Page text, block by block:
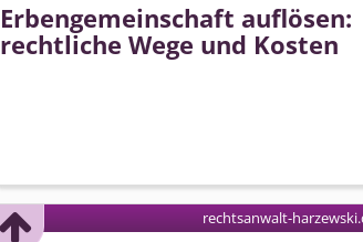
Erbengemeinschaft auflösen:
rechtliche Wege und Kosten
rechtsanwalt-